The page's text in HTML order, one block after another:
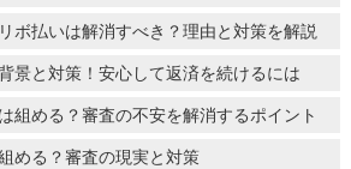
ボ払いは解消すべき？理由と対策を解説
景と対策！安心して返済を続けるには
組める？審査の不安を解消するポイント
める？審査の現実と対策